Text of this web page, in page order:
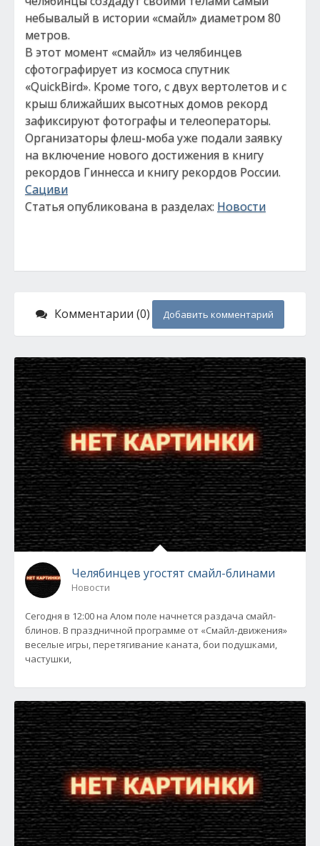
небывалый в истории «смайл» диаметром 80
метров.
В этот момент «смайл» из челябинцев
сфотографирует из космоса спутник
«QuickBird». Кроме того, с двух вертолетов и с
крыш ближайших высотных домов рекорд
зафиксируют фотографы и телеоператоры.
Организаторы флеш-моба уже подали заявку
на включение нового достижения в книгу
рекордов Гиннесса и книгу рекордов России.
Сациви
Статья опубликована в разделах: Новости
Комментарии (0) Добавить комментарий
Челябинцев угостят смайл-блинами
Новости
Сегодня в 12:00 на Алом поле начнется раздача смайл-
блинов. В праздничной программе от «Смайл-движения»
веселые игры, перетягивание каната, бои подушками,
частушки,